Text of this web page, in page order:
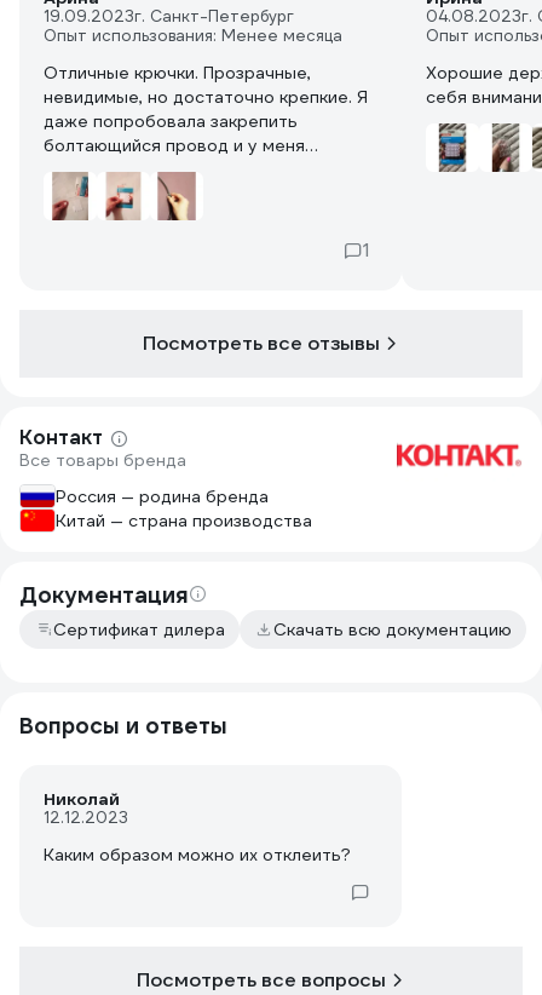
19.09.2023г. Санкт-Петербург
Опыт использования: Менее месяца
Отличные крючки. Прозрачные,
невидимые, но достаточно крепкие. Я
даже попробовала закрепить
болтающийся провод и у меня
получилось (подошел по толщине).
Мне было удобнее сначала
зафиксировать провод, а потом
крепить к поверхности. Просто супер!1
04.08.2023г.
Опыт
Хорошие
себя
Посмотреть все отзывы
Контакт
Все товары бренда
Россия — родина бренда
Китай — страна производства
Документация
Сертификат дилера Скачать всю документацию
Вопросы и ответы
Николай
12.12.2023
Каким образом можно их отклеить?
Посмотреть все вопросы